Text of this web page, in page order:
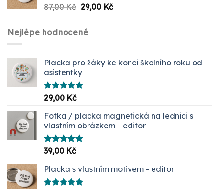
87,00Kč Původní
byla:
87,00 Kč.
29,00 KčAktuální
Nejlépe hodnocené
Placka pro žáky ke konci školního roku od
asistentky
Hodnocení
5.00
29,00 Kč
Fotka / placka magnetická na lednici s
vlastním obrázkem - editor
Hodnocení
5.00
39,00 Kč
Placka s vlastním motivem - editor